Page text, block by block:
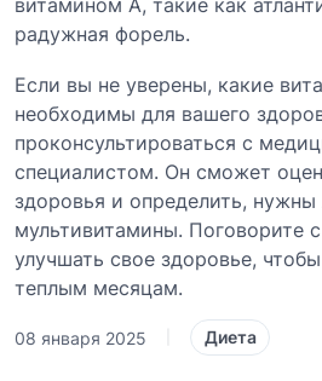
витамином A, такие как
радужная форель.
Если вы не уверены, какие
необходимы для вашего
проконсультироваться с
специалистом. Он сможет
здоровья и определить, нужны
мультивитамины. Поговорите
улучшать свое здоровье,
теплым месяцам.
08 января 2025 Диета